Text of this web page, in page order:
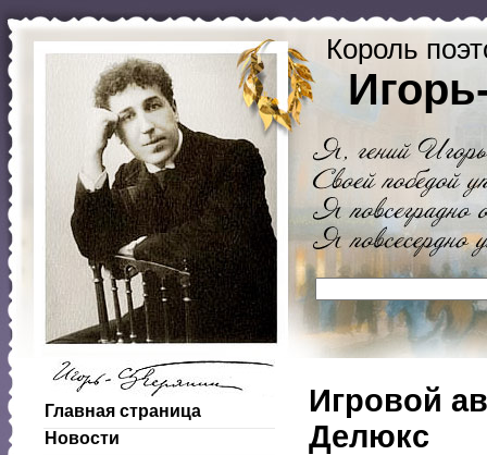
Король
Главная страница
Новости
Игровой
Делюкс